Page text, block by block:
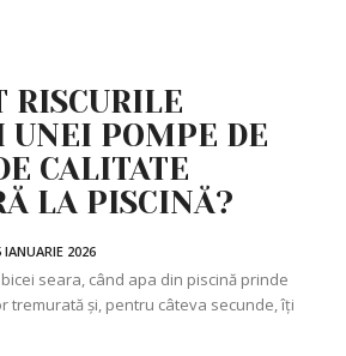
RISCURILE
POMPE DE
CALITATE
LA PISCINĂ?
IANUARIE 2026
seara, când apa din piscină prinde
tremurată și, pentru câteva secunde, îți